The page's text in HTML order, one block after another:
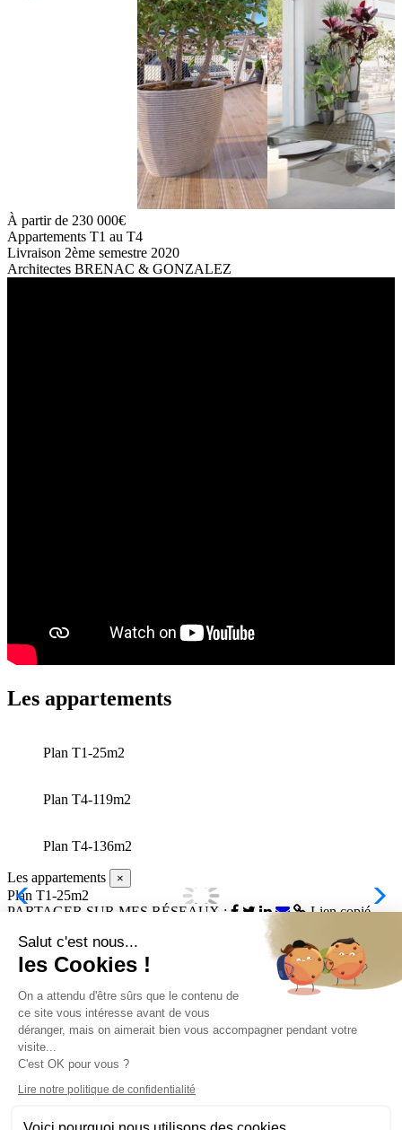
Salut c'est nous...
les Cookies !
On a attendu d'être sûrs que le contenu de
ce site vous intéresse avant de vous
déranger, mais on aimerait bien vous accompagner pendant votre
visite...
C'est OK pour vous ?
Lire notre politique de confidentialité
À partir de 230 000€
Appartements T1 au T4
Livraison 2ème semestre 2020
Architectes BRENAC & GONZALEZ
Les appartements
Plan T1-25m2
Plan T4-119m2
Plan T4-136m2
Les appartements ×
Plan T1-25m2
PARTAGER SUR MES RÉSEAUX :
Lien copié
Conseil en gestion de
patrimoine 34970 Lattes (itinéraire) 04 67 02 03 41 Contactez-nous
Qui sommes-nous ?
Me protéger, protéger mes proches et mon entreprise
Financer vos projets
Investir & épargner
La Gestion locative
Acheter et Vendre un bien immobilier
Contactez nous